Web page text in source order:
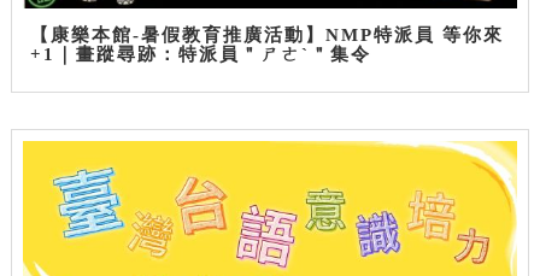
【康樂本館-暑假教育推廣活動】NMP特派員 等你來
+1｜畫蹤尋跡：特派員＂ㄕㄜˋ＂集令